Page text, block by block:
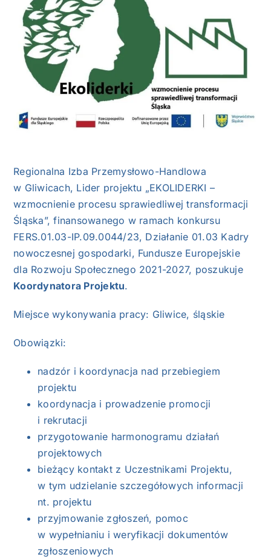
NASI EKSPERCI
GALERIA
SĄD ARBITRAŻOWY
KOMITETY
KONTAKT
Regionalna Izba Przemysłowo-Handlowa
w Gliwicach, Lider projektu „EKOLIDERKI –
wzmocnienie procesu sprawiedliwej transformacji
Śląska”, finansowanego w ramach konkursu
FERS.01.03-IP.09.0044/23, Działanie 01.03 Kadry
nowoczesnej gospodarki, Fundusze Europejskie
dla Rozwoju Społecznego 2021-2027, poszukuje
Koordynatora Projektu.
Miejsce wykonywania pracy: Gliwice, śląskie
Obowiązki:
nadzór i koordynacja nad przebiegiem
projektu
koordynacja i prowadzenie promocji
i rekrutacji
przygotowanie harmonogramu działań
projektowych
bieżący kontakt z Uczestnikami Projektu,
w tym udzielanie szczegółowych informacji
nt. projektu
przyjmowanie zgłoszeń, pomoc
w wypełnianiu i weryfikacji dokumentów
zgłoszeniowych